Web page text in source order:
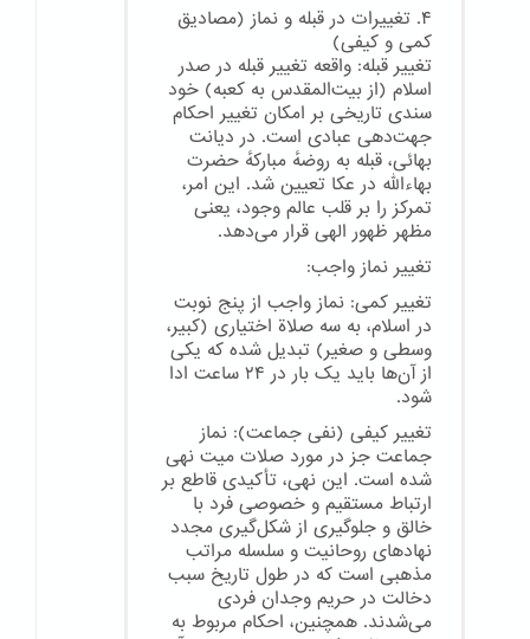
۴. تغییرات در قبله و نماز (مصادیق
کمی و کیفی)
تغییر قبله: واقعه تغییر قبله در صدر
اسلام (از بیت‌المقدس به کعبه) خود
سندی تاریخی بر امکان تغییر احکام
جهت‌دهی عبادی است. در دیانت
بهائی، قبله به روضهٔ مبارکهٔ حضرت
بهاءالله در عکا تعیین شد. این امر،
تمرکز را بر قلب عالم وجود، یعنی
مظهر ظهور الهی قرار می‌دهد.
تغییر نماز واجب:
تغییر کمی: نماز واجب از پنج نوبت
در اسلام، به سه صلاة اختیاری (کبیر،
وسطی و صغیر) تبدیل شده که یکی
از آن‌ها باید یک بار در ۲۴ ساعت ادا
شود.
تغییر کیفی (نفی جماعت): نماز
جماعت جز در مورد صلات میت نهی
شده است. این نهی، تأکیدی قاطع بر
ارتباط مستقیم و خصوصی فرد با
خالق و جلوگیری از شکل‌گیری مجدد
نهادهای روحانیت و سلسله مراتب
مذهبی است که در طول تاریخ سبب
دخالت در حریم وجدان فردی
می‌شدند. همچنین، احکام مربوط به